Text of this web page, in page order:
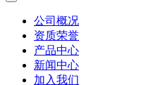
公司概况
资质荣誉
产品中心
新闻中心
加入我们